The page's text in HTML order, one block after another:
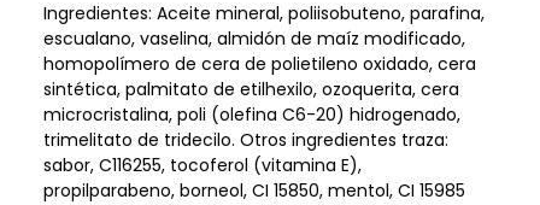
Ingredientes: Aceite mineral, poliisobuteno, parafina,
escualano, vaselina, almidón de maíz modificado,
homopolímero de cera de polietileno oxidado, cera
sintética, palmitato de etilhexilo, ozoquerita, cera
microcristalina, poli (olefina C6-20) hidrogenado,
trimelitato de tridecilo. Otros ingredientes traza:
sabor, C116255, tocoferol (vitamina E),
propilparabeno, borneol, CI 15850, mentol, CI 15985